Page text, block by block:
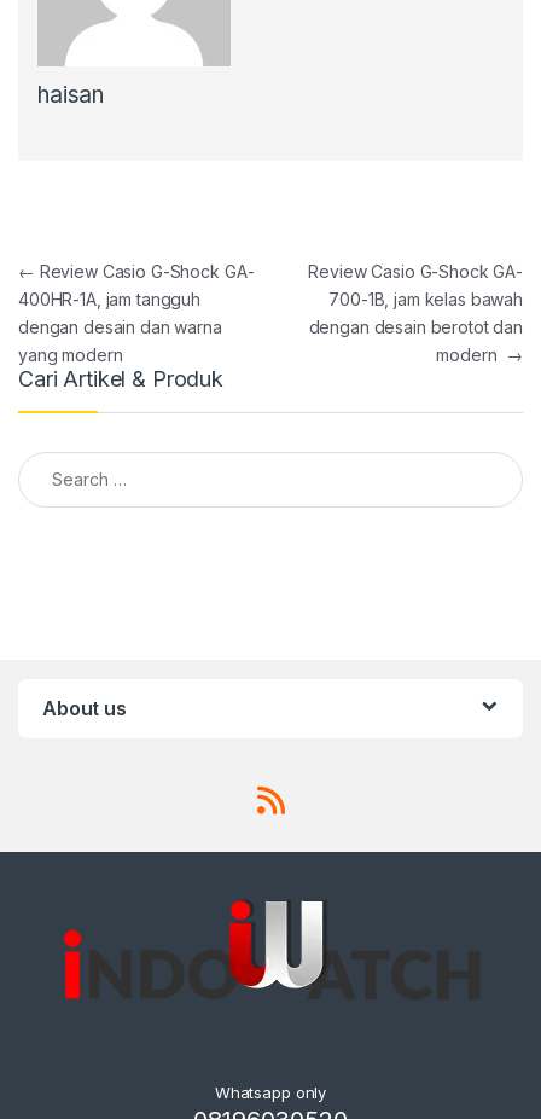
haisan
Post navigation
← Review Casio G-Shock GA-
400HR-1A, jam tangguh
dengan desain dan warna
yang modern
Review Casio G-Shock GA-
700-1B, jam kelas bawah
dengan desain berotot dan
modern →
Cari Artikel & Produk
Search for:
About us
Whatsapp only